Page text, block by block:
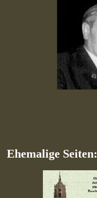
Ehemalige Seiten: